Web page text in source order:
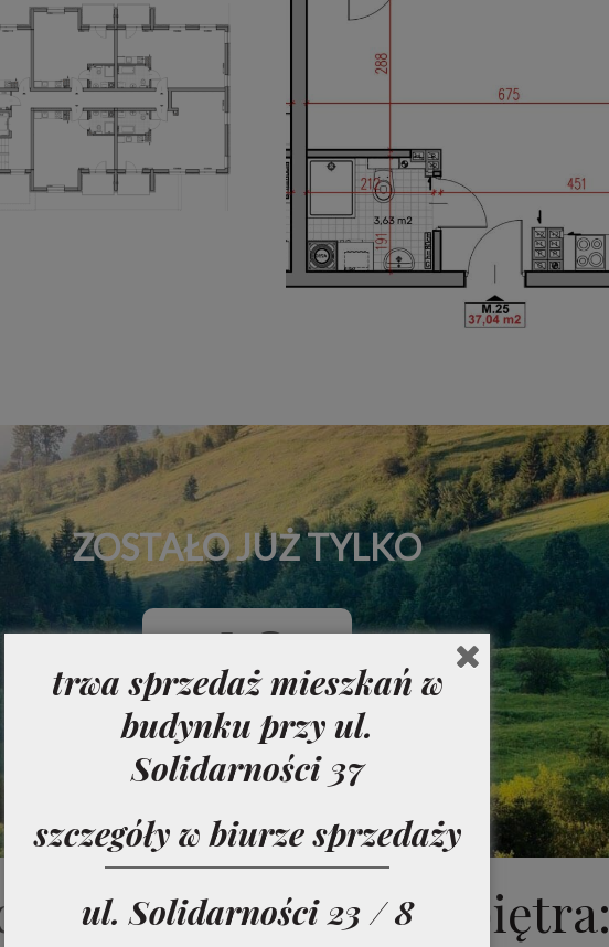
ZOSTAŁO JUŻ TYLKO
16
mieszkań
listę lokali według piętra:
trwa sprzedaż mieszkań w
budynku przy ul.
Solidarności 37
szczegóły w biurze sprzedaży
ul. Solidarności 23 / 8